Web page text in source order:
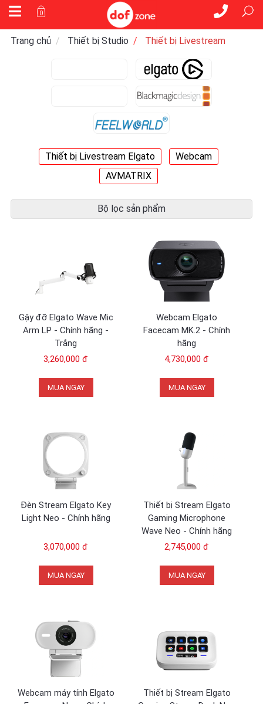
0
Trang chủ Thiết bị Studio Thiết bị Livestream
Thiết bị Livestream Elgato
Webcam
AVMATRIX
Bộ lọc sản phẩm
Gậy đỡ Elgato Wave Mic
Arm LP - Chính hãng -
Trắng
3,260,000 đ
MUA NGAY
Webcam Elgato
Facecam MK.2 - Chính
hãng
4,730,000 đ
MUA NGAY
Đèn Stream Elgato Key
Light Neo - Chính hãng
3,070,000 đ
MUA NGAY
Thiết bị Stream Elgato
Gaming Microphone
Wave Neo - Chính hãng
2,745,000 đ
MUA NGAY
Webcam máy tính Elgato
Thiết bị Stream Elgato